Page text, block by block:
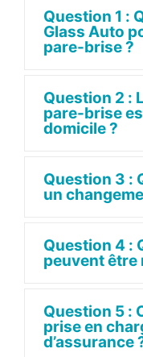
Question 1 :
Glass Auto
pare-brise ?
Question 2 :
pare-brise
domicile ?
Question 3 :
un
Question 4 :
peuvent être
Question 5 :
prise en
d’assurance